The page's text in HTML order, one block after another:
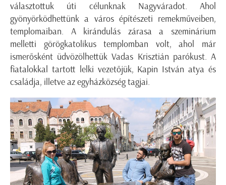
választottuk úti célunknak Nagyváradot. Ahol
gyönyörködhettünk a város építészeti remekműveiben,
templomaiban. A kirándulás zárasa a szeminárium
melletti görögkatolikus templomban volt, ahol már
ismerősként üdvözölhettük Vadas Krisztián parókust. A
fiatalokkal tartott lelki vezetőjük, Kapin István atya és
családja, illetve az egyházközség tagjai.